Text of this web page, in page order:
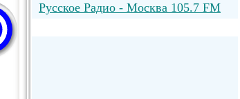
Русское Радио - Москва 105.7 FM